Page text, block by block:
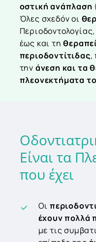
οστική ανάπλαση
Όλες σχεδόν οι
έως και τη
περιοδοντίτιδας,
την άνεση και τα
πλεονεκτήματα
Είναι τα
που έχει
Οι
έχουν πολλά
με τις